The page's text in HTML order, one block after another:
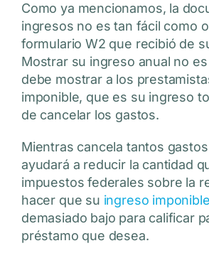
Como ya mencionamos, la
ingresos no es tan fácil como
formulario W2 que recibió de
Mostrar su ingreso anual no
debe mostrar a los
imponible, que es su ingreso
de cancelar los gastos.
Mientras cancela tantos
ayudará a reducir la cantidad
impuestos federales sobre la
hacer que su ingreso imponible
demasiado bajo para calificar
préstamo que desea.